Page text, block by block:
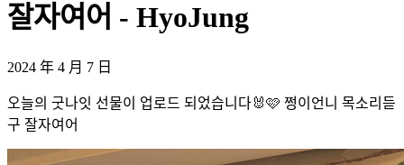
잘자여어 - HyoJung
2024 年 4 月 7 日
오늘의 굿나잇 선물이 업로드 되었습니다🐰🩷 쩡이언니 목소리듣
구 잘자여어